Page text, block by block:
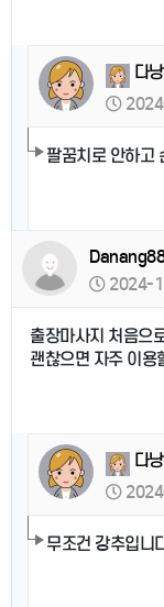
다
팔꿈치로 안하고
Danang88
2024-
출장마사지 처음으
괜찮으면 자주 이용
다
무조건 강추입니